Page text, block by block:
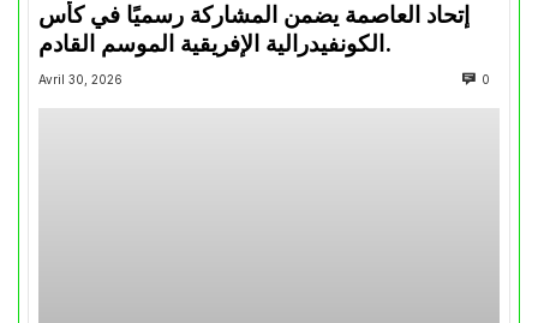
إتحاد العاصمة يضمن المشاركة رسميًا في كأس
الكونفيدرالية الإفريقية الموسم القادم.
Avril 30, 2026 0